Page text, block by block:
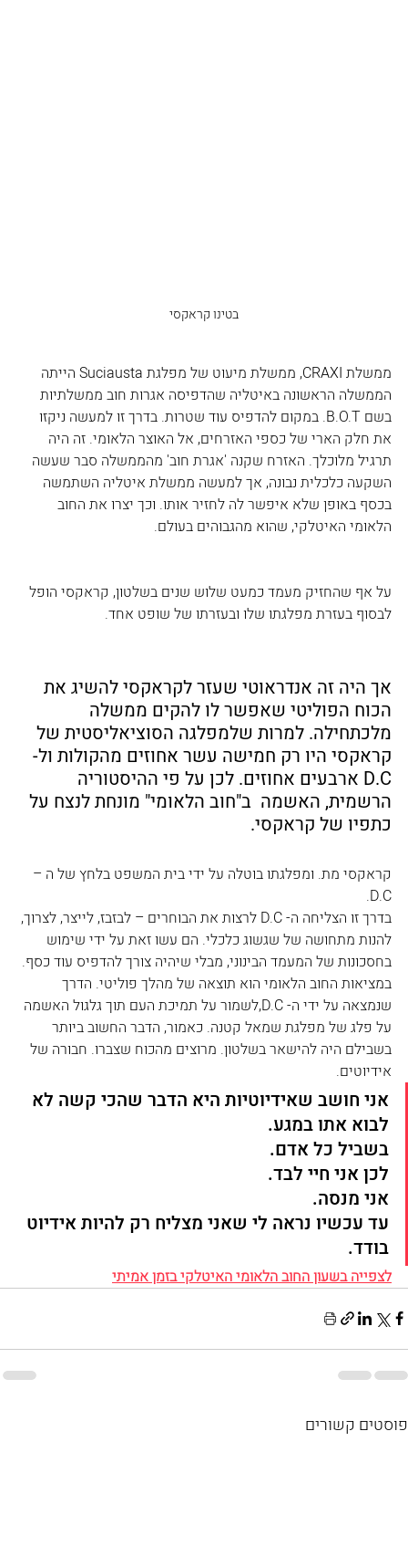
בטינו קראקסי
ממשלת CRAXI, ממשלת מיעוט של מפלגת Suciausta הייתה
הממשלה הראשונה באיטליה שהדפיסה אגרות חוב ממשלתיות
בשם B.O.T. במקום להדפיס עוד שטרות. בדרך זו למעשה ניקזו
את חלק הארי של כספי האזרחים, אל האוצר הלאומי. זה היה
תרגיל מלוכלך. האזרח שקנה 'אגרת חוב' מהממשלה סבר שעשה
השקעה כלכלית נבונה, אך למעשה ממשלת איטליה השתמשה
בכסף באופן שלא איפשר לה לחזיר אותו. וכך יצרו את החוב
הלאומי האיטלקי, שהוא מהגבוהים בעולם.
על אף שהחזיק מעמד כמעט שלוש שנים בשלטון, קראקסי הופל
לבסוף בעזרת מפלגתו שלו ובעזרתו של שופט אחד.
אך היה זה אנדראוטי שעזר לקראקסי להשיג את
הכוח הפוליטי שאפשר לו להקים ממשלה
מלכתחילה. למרות שלמפלגה הסוציאליסטית של
קראקסי היו רק חמישה עשר אחוזים מהקולות ול-
D.C ארבעים אחוזים. לכן על פי ההיסטוריה
הרשמית, האשמה  ב"חוב הלאומי" מונחת לנצח על
כתפיו של קראקסי.
קראקסי מת. ומפלגתו בוטלה על ידי בית המשפט בלחץ של ה –
D.C.
בדרך זו הצליחה ה- D.C לרצות את הבוחרים – לבזבז, לייצר, לצרוך,
להנות מתחושה של שגשוג כלכלי. הם עשו זאת על ידי שימוש
בחסכונות של המעמד הבינוני, מבלי שיהיה צורך להדפיס עוד כסף.
במציאות החוב הלאומי הוא תוצאה של מהלך פוליטי. הדרך
שנמצאה על ידי ה- D.C,לשמור על תמיכת העם תוך גלגול האשמה
על פלג של מפלגת שמאל קטנה. כאמור, הדבר החשוב ביותר
בשבילם היה להישאר בשלטון. מרוצים מהכוח שצברו. חבורה של
אידיוטים.
אני חושב שאידיוטיות היא הדבר שהכי קשה לא
לבוא אתו במגע.
בשביל כל אדם.
לכן אני חיי לבד.
אני מנסה.
עד עכשיו נראה לי שאני מצליח רק להיות אידיוט
בודד.
לצפייה בשעון החוב הלאומי האיטלקי בזמן אמיתי
פוסטים קשורים